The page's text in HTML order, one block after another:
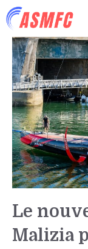
Aller
au
contenu
Le
Malizia